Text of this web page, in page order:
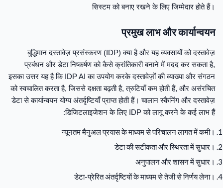
सिस्टम को बनाए रखने के लिए जिम्मेदार होते हैं।
प्रमुख लाभ और कार्यान्वयन
बुद्धिमान दस्तावेज़ प्रसंस्करण (IDP) क्या है और यह व्यवसायों को दस्तावेज़
प्रबंधन और डेटा निष्कर्षण को कैसे क्रांतिकारी बनाने में मदद कर सकता है,
इसका उत्तर यह है कि IDP AI का उपयोग करके दस्तावेज़ों की व्याख्या और संगठन
को स्वचालित करता है, जिससे दक्षता बढ़ती है, त्रुटियाँ कम होती हैं, और असंरचित
डेटा से कार्यान्वयन योग्य अंतर्दृष्टियाँ प्राप्त होती हैं। चालान स्कैनिंग और दस्तावेज़
डिजिटलाइजेशन के लिए IDP को लागू करने के कई लाभ हैं:
न्यूनतम मैनुअल प्रयास के माध्यम से परिचालन लागत में कमी।
डेटा की सटीकता और स्थिरता में सुधार।
अनुपालन और शासन में सुधार।
डेटा-प्रेरित अंतर्दृष्टियों के माध्यम से तेजी से निर्णय लेना।